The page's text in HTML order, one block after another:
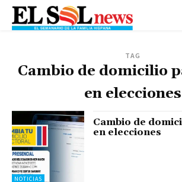
TAG
Cambio de domicilio
en elecciones
NOTICIAS
Cambio de
en elecciones